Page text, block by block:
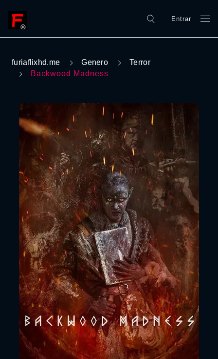
Entrar
furiaflixhd.me Genero
Terror
Backwood Madness